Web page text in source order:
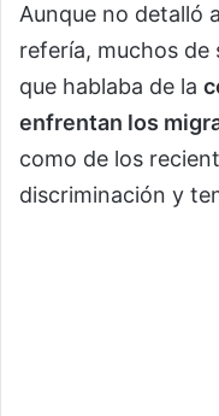
Aunque no detalló
refería, muchos de
que hablaba de la
enfrentan los
como de los
discriminación y